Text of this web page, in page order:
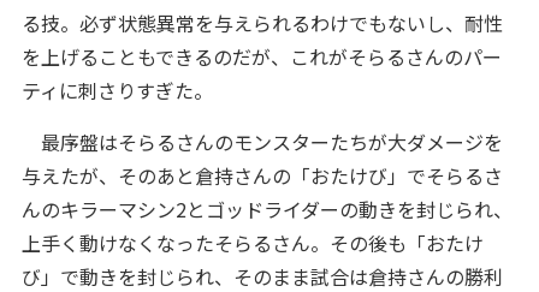
る技。必ず状態異常を与えられるわけでもないし、耐性
を上げることもできるのだが、これがそらるさんのパー
ティに刺さりすぎた。
最序盤はそらるさんのモンスターたちが大ダメージを
与えたが、そのあと倉持さんの「おたけび」でそらるさ
んのキラーマシン2とゴッドライダーの動きを封じられ、
上手く動けなくなったそらるさん。その後も「おたけ
び」で動きを封じられ、そのまま試合は倉持さんの勝利